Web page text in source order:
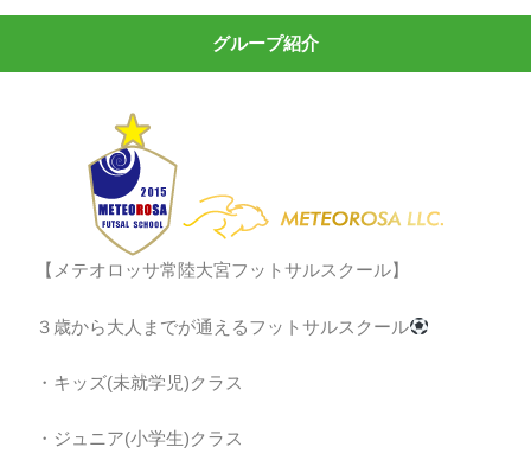
グループ紹介
【メテオロッサ常陸大宮フットサルスクール】
３歳から大人までが通えるフットサルスクール
・キッズ(未就学児)クラス
・ジュニア(小学生)クラス